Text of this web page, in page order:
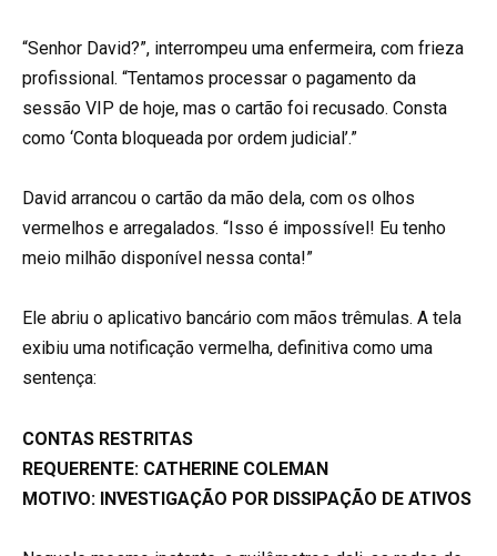
“Senhor David?”, interrompeu uma enfermeira, com frieza
profissional. “Tentamos processar o pagamento da
sessão VIP de hoje, mas o cartão foi recusado. Consta
como ‘Conta bloqueada por ordem judicial’.”
David arrancou o cartão da mão dela, com os olhos
vermelhos e arregalados. “Isso é impossível! Eu tenho
meio milhão disponível nessa conta!”
Ele abriu o aplicativo bancário com mãos trêmulas. A tela
exibiu uma notificação vermelha, definitiva como uma
sentença:
CONTAS RESTRITAS
REQUERENTE: CATHERINE COLEMAN
MOTIVO: INVESTIGAÇÃO POR DISSIPAÇÃO DE ATIVOS